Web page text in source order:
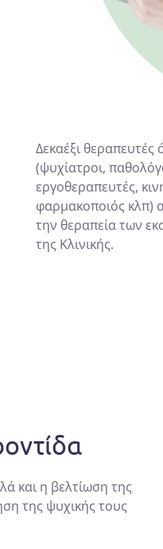
Δεκαέξι θεραπευτές
(ψυχίατροι,
εργοθεραπευτές,
φαρμακοποιός κλπ)
την θεραπεία των
της Κλινικής.
και η βελτίωση της
της ψυχικής τους